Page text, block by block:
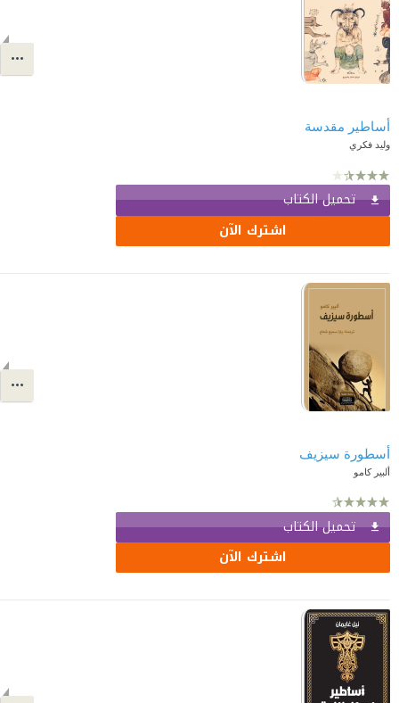
أساطير مقدسة
وليد فكري
تحميل الكتاب
اشترك الآن
أسطورة سيزيف
ألبير كامو
تحميل الكتاب
اشترك الآن